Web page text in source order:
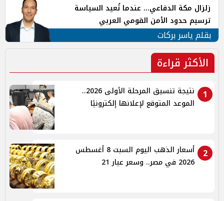
زلزال مكة الدفاعي... عندما تُعيد السياسة
ترسيم حدود الأمن القومي العربي
بقلم ياسر بركات
الأكثر قراءة
1
نتيجة تنسيق المرحلة الأولى 2026..
الموعد المتوقع لإعلانها إلكترونيًا
2
أسعار الذهب اليوم السبت 8 أغسطس
2026 في مصر.. وسعر عيار 21